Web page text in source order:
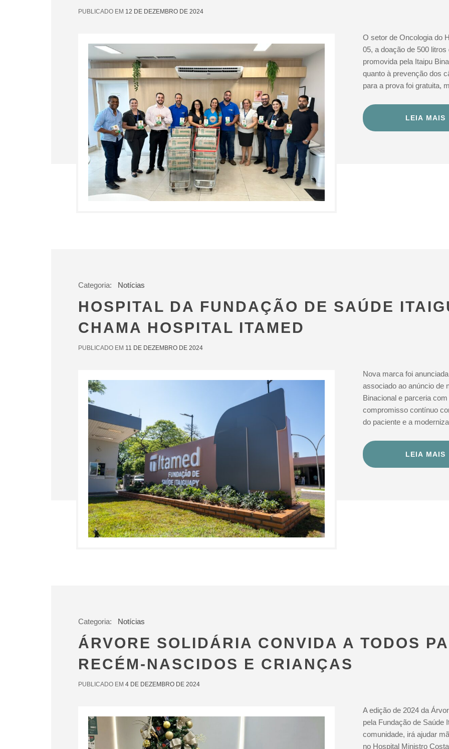
PUBLICADO EM 12 DE DEZEMBRO DE 2024
O setor de Oncologia do
05, a doação de 500
promovida pela Itaipu
quanto à prevenção dos
para a prova foi gratuita,
LEIA MAIS
Categoria: Notícias
HOSPITAL DA FUNDAÇÃO DE SAÚDE
CHAMA HOSPITAL ITAMED
PUBLICADO EM 11 DE DEZEMBRO DE 2024
Nova marca foi
associado ao anúncio de
Binacional e parceria
compromisso contínuo
do paciente e a
LEIA MAIS
Categoria: Notícias
ÁRVORE SOLIDÁRIA CONVIDA A TODOS
RECÉM-NASCIDOS E CRIANÇAS
PUBLICADO EM 4 DE DEZEMBRO DE 2024
A edição de 2024 da
pela Fundação de Saúde
comunidade, irá ajudar
no Hospital Ministro